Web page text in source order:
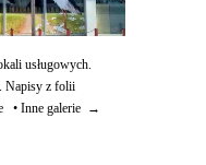
usługowych.
Napisy z folii
• Inne galerie →